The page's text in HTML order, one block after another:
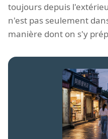
toujours depuis
n'est pas seulement
manière dont on s'y